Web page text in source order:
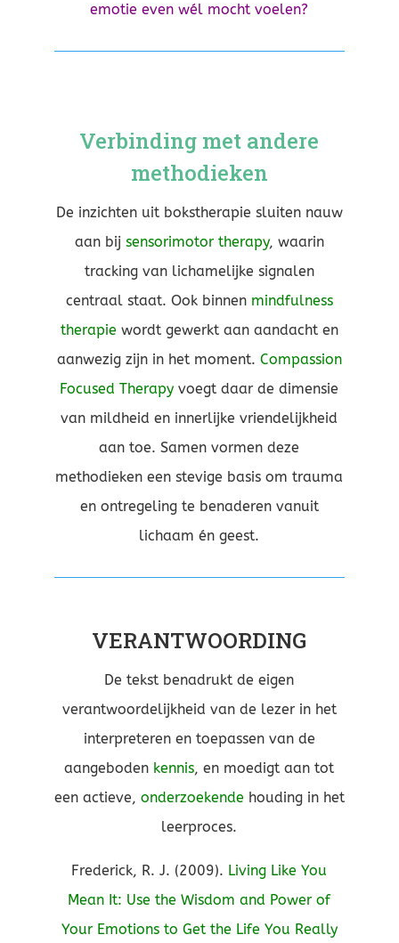
emotie even wél mocht voelen?
Verbinding met andere
methodieken
De inzichten uit bokstherapie sluiten nauw
aan bij sensorimotor therapy, waarin
tracking van lichamelijke signalen
centraal staat. Ook binnen mindfulness
therapie wordt gewerkt aan aandacht en
aanwezig zijn in het moment. Compassion
Focused Therapyvoegt daar de dimensie
van mildheid en innerlijke vriendelijkheid
aan toe. Samen vormen deze
methodieken een stevige basis om trauma
en ontregeling te benaderen vanuit
lichaam én geest.
VERANTWOORDING
De tekst benadrukt de eigen
verantwoordelijkheid van de lezer in het
interpreteren en toepassen van de
aangeboden kennis, en moedigt aan tot
een actieve, onderzoekende houding in het
leerproces.
Frederick, R. J. (2009). Living Like You
Mean It: Use the Wisdom and Power of
Your Emotions to Get the Life You Really